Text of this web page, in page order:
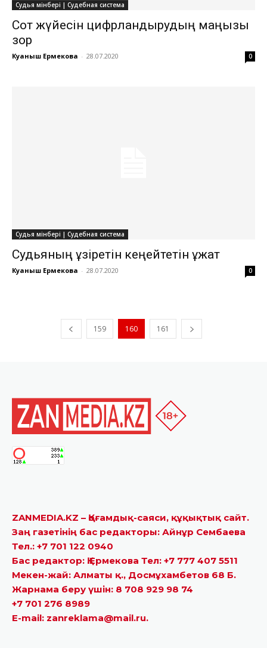
Судья мінбері | Судебная система
Сот жүйесін цифрландырудың маңызы
зор
Куаныш Ермекова - 28.07.2020 0
Судья мінбері | Судебная система
Судьяның құзіретін кеңейтетін құжат
Куаныш Ермекова - 28.07.2020 0
159 160 161
ZANMEDIA.KZ – Қоғамдық-саяси, құқықтық сайт.
Заң газетінің бас редакторы: Айнұр Сембаева
Тел.: +7 701 122 0940
Бас редактор: Қ.Ермекова Тел: +7 777 407 5511
Мекен-жай: Алматы қ., Досмұхамбетов 68 Б.
Жарнама беру үшін: 8 708 929 98 74
+7 701 276 8989
E-mail: zanreklama@mail.ru.